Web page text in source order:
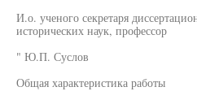
И.о. ученого секретаря
исторических наук, профессор
" Ю.П. Суслов
Общая характеристика работы